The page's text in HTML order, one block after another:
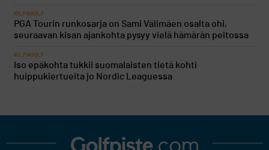
KILPAGOLF
PGA Tourin runkosarja on Sami Välimäen osalta ohi,
seuraavan kisan ajankohta pysyy vielä hämärän peitossa
KILPAGOLF
Iso epäkohta tukkii suomalaisten tietä kohti
huippukiertueita jo Nordic Leaguessa